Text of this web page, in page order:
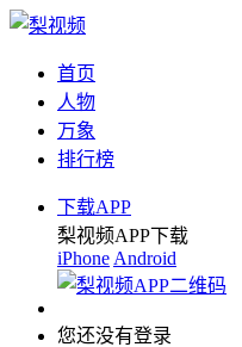
首页
人物
万象
排行榜
下载APP
梨视频APP下载
iPhone Android
您还没有登录